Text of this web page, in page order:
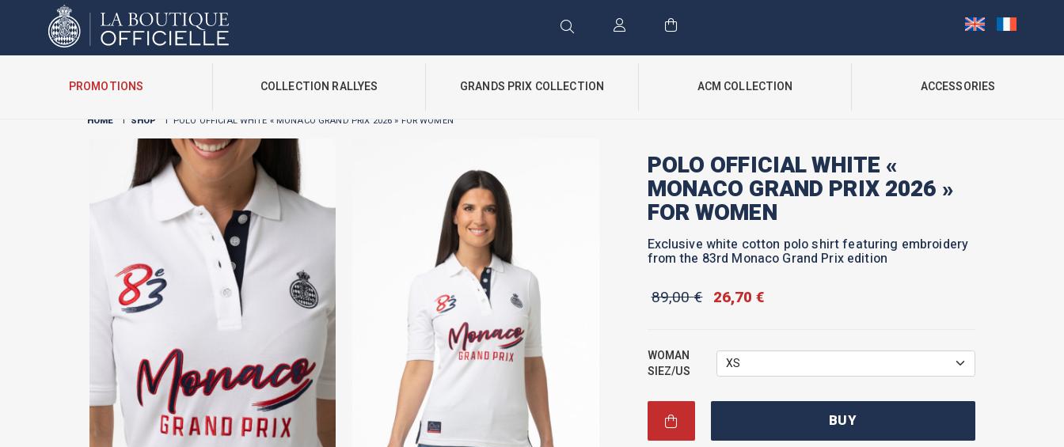
PROMOTIONS COLLECTION RALLYES GRANDS PRIX COLLECTION ACM COLLECTION ACCESSORIES
HOME I SHOP I POLO OFFICIAL WHITE « MONACO GRAND PRIX 2026 » FOR WOMEN
POLO OFFICIAL WHITE «
MONACO GRAND PRIX 2026 »
FOR WOMEN
Exclusive white cotton polo shirt featuring embroidery
from the 83rd Monaco Grand Prix edition
89,00€
Original
26,70€
WOMAN
SIEZ/US
BUY
Cookies management panel